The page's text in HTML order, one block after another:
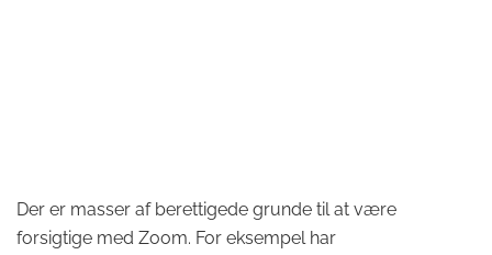
Der er masser af berettigede grunde til at være
forsigtige med Zoom. For eksempel har